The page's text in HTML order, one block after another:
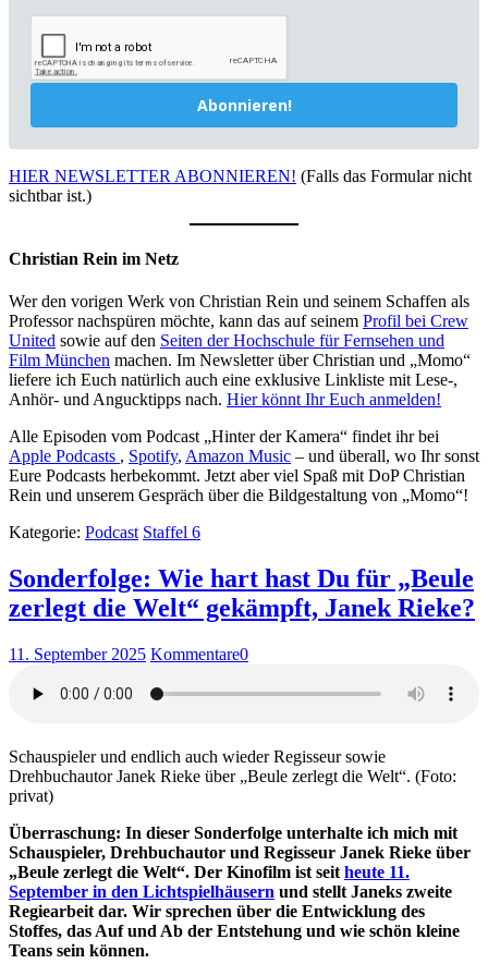
Abonnieren!
HIER NEWSLETTER ABONNIEREN! (Falls das Formular nicht
sichtbar ist.)
Christian Rein im Netz
Wer den vorigen Werk von Christian Rein und seinem Schaffen als
Professor nachspüren möchte, kann das auf seinem Profil bei Crew
United sowie auf den Seiten der Hochschule für Fernsehen und
Film München machen. Im Newsletter über Christian und „Momo“
liefere ich Euch natürlich auch eine exklusive Linkliste mit Lese-,
Anhör- und Angucktipps nach. Hier könnt Ihr Euch anmelden!
Alle Episoden vom Podcast „Hinter der Kamera“ findet ihr bei
Apple Podcasts , Spotify, Amazon Music – und überall, wo Ihr sonst
Eure Podcasts herbekommt. Jetzt aber viel Spaß mit DoP Christian
Rein und unserem Gespräch über die Bildgestaltung von „Momo“!
Kategorie: Podcast Staffel 6
Sonderfolge: Wie hart hast Du für „Beule
zerlegt die Welt“ gekämpft, Janek Rieke?
11. September 2025 Kommentare0
Schauspieler und endlich auch wieder Regisseur sowie
Drehbuchautor Janek Rieke über „Beule zerlegt die Welt“. (Foto:
privat)
Überraschung: In dieser Sonderfolge unterhalte ich mich mit
Schauspieler, Drehbuchautor und Regisseur Janek Rieke über
„Beule zerlegt die Welt“. Der Kinofilm ist seit heute 11.
September in den Lichtspielhäusern und stellt Janeks zweite
Regiearbeit dar. Wir sprechen über die Entwicklung des
Stoffes, das Auf und Ab der Entstehung und wie schön kleine
Teans sein können.